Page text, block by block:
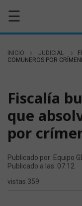
☰
INICIO JUDICIAL
COMUNEROS POR
Fiscalía
que
por
Publicado por: Equipo
Publicado a las: 07:12
vistas 359